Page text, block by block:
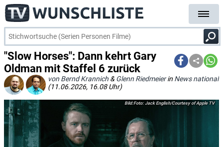
"Slow Horses": Dann kehrt Gary
Oldman mit Staffel 6 zurück
von Bernd Krannich & Glenn Riedmeierin News national
(11.06.2026, 16.08 Uhr)
Foto: Jack English/Courtesy of Apple TV